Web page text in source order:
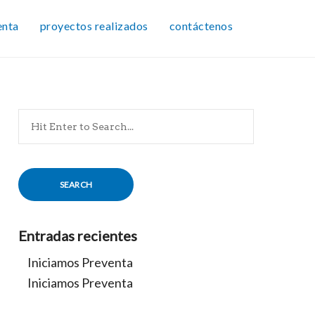
proyectos realizados contáctenos
Entradas recientes
Iniciamos Preventa
Iniciamos Preventa